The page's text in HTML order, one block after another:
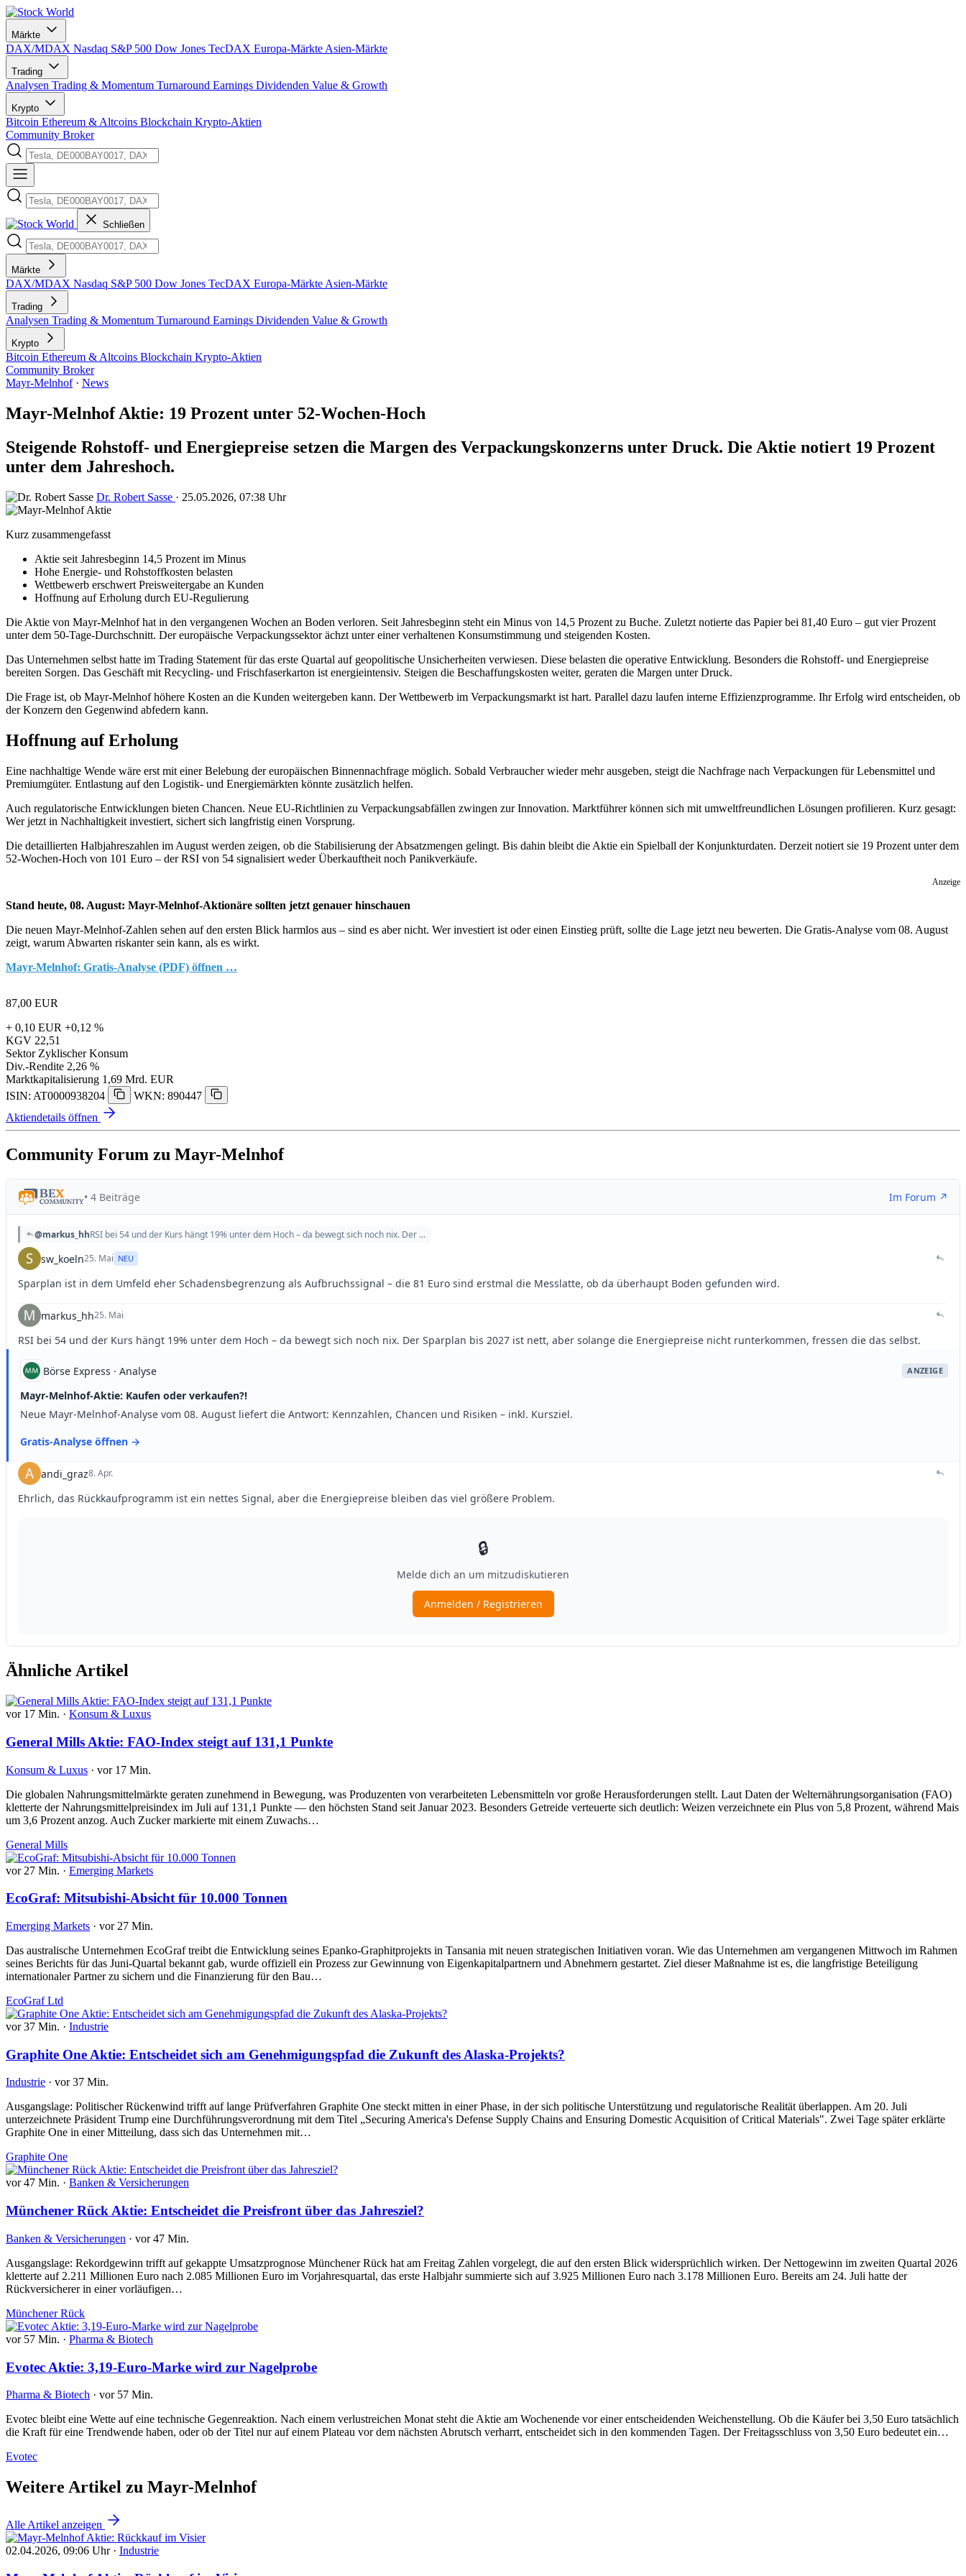
Märkte
DAX/MDAX Nasdaq S&P 500 Dow Jones TecDAX Europa-Märkte Asien-Märkte
Trading
Analysen Trading & Momentum Turnaround Earnings Dividenden Value & Growth
Krypto
Bitcoin Ethereum & Altcoins Blockchain Krypto-Aktien
Community Broker
Schließen
Märkte
DAX/MDAX Nasdaq S&P 500 Dow Jones TecDAX Europa-Märkte Asien-Märkte
Trading
Analysen Trading & Momentum Turnaround Earnings Dividenden Value & Growth
Krypto
Bitcoin Ethereum & Altcoins Blockchain Krypto-Aktien
Community Broker
Mayr-Melnhof · News
Mayr-Melnhof Aktie: 19 Prozent unter 52-Wochen-Hoch
Steigende Rohstoff- und Energiepreise setzen die Margen des Verpackungskonzerns unter Druck. Die Aktie notiert 19 Prozent
unter dem Jahreshoch.
Dr. Robert Sasse · 25.05.2026, 07:38 Uhr
Kurz zusammengefasst
Aktie seit Jahresbeginn 14,5 Prozent im Minus
Hohe Energie- und Rohstoffkosten belasten
Wettbewerb erschwert Preisweitergabe an Kunden
Hoffnung auf Erholung durch EU-Regulierung
Die Aktie von Mayr-Melnhof hat in den vergangenen Wochen an Boden verloren. Seit Jahresbeginn steht ein Minus von 14,5 Prozent zu Buche. Zuletzt notierte das Papier bei 81,40 Euro – gut vier Prozent
unter dem 50-Tage-Durchschnitt. Der europäische Verpackungssektor ächzt unter einer verhaltenen Konsumstimmung und steigenden Kosten.
Das Unternehmen selbst hatte im Trading Statement für das erste Quartal auf geopolitische Unsicherheiten verwiesen. Diese belasten die operative Entwicklung. Besonders die Rohstoff- und Energiepreise
bereiten Sorgen. Das Geschäft mit Recycling- und Frischfaserkarton ist energieintensiv. Steigen die Beschaffungskosten weiter, geraten die Margen unter Druck.
Die Frage ist, ob Mayr-Melnhof höhere Kosten an die Kunden weitergeben kann. Der Wettbewerb im Verpackungsmarkt ist hart. Parallel dazu laufen interne Effizienzprogramme. Ihr Erfolg wird entscheiden, ob
der Konzern den Gegenwind abfedern kann.
Hoffnung auf Erholung
Eine nachhaltige Wende wäre erst mit einer Belebung der europäischen Binnennachfrage möglich. Sobald Verbraucher wieder mehr ausgeben, steigt die Nachfrage nach Verpackungen für Lebensmittel und
Premiumgüter. Entlastung auf den Logistik- und Energiemärkten könnte zusätzlich helfen.
Auch regulatorische Entwicklungen bieten Chancen. Neue EU-Richtlinien zu Verpackungsabfällen zwingen zur Innovation. Marktführer können sich mit umweltfreundlichen Lösungen profilieren. Kurz gesagt:
Wer jetzt in Nachhaltigkeit investiert, sichert sich langfristig einen Vorsprung.
Die detaillierten Halbjahreszahlen im August werden zeigen, ob die Stabilisierung der Absatzmengen gelingt. Bis dahin bleibt die Aktie ein Spielball der Konjunkturdaten. Derzeit notiert sie 19 Prozent unter dem
52-Wochen-Hoch von 101 Euro – der RSI von 54 signalisiert weder Überkauftheit noch Panikverkäufe.
Anzeige
Stand heute, 08. August: Mayr-Melnhof-Aktionäre sollten jetzt genauer hinschauen
Die neuen Mayr-Melnhof-Zahlen sehen auf den ersten Blick harmlos aus – sind es aber nicht. Wer investiert ist oder einen Einstieg prüft, sollte die Lage jetzt neu bewerten. Die Gratis-Analyse vom 08. August
zeigt, warum Abwarten riskanter sein kann, als es wirkt.
Mayr-Melnhof: Gratis-Analyse (PDF) öffnen …
87,00 EUR
+ 0,10 EUR +0,12 %
KGV 22,51
Sektor Zyklischer Konsum
Div.-Rendite 2,26 %
Marktkapitalisierung 1,69 Mrd. EUR
ISIN: AT0000938204
WKN: 890447
Aktiendetails öffnen
Community Forum zu Mayr-Melnhof
Ähnliche Artikel
vor 17 Min. · Konsum & Luxus
General Mills Aktie: FAO-Index steigt auf 131,1 Punkte
Konsum & Luxus · vor 17 Min.
Die globalen Nahrungsmittelmärkte geraten zunehmend in Bewegung, was Produzenten von verarbeiteten Lebensmitteln vor große Herausforderungen stellt. Laut Daten der Welternährungsorganisation (FAO)
kletterte der Nahrungsmittelpreisindex im Juli auf 131,1 Punkte — den höchsten Stand seit Januar 2023. Besonders Getreide verteuerte sich deutlich: Weizen verzeichnete ein Plus von 5,8 Prozent, während Mais
um 3,6 Prozent anzog. Auch Zucker markierte mit einem Zuwachs…
General Mills
vor 27 Min. · Emerging Markets
EcoGraf: Mitsubishi-Absicht für 10.000 Tonnen
Emerging Markets · vor 27 Min.
Das australische Unternehmen EcoGraf treibt die Entwicklung seines Epanko-Graphitprojekts in Tansania mit neuen strategischen Initiativen voran. Wie das Unternehmen am vergangenen Mittwoch im Rahmen
seines Berichts für das Juni-Quartal bekannt gab, wurde offiziell ein Prozess zur Gewinnung von Eigenkapitalpartnern und Abnehmern gestartet. Ziel dieser Maßnahme ist es, die langfristige Beteiligung
internationaler Partner zu sichern und die Finanzierung für den Bau…
EcoGraf Ltd
vor 37 Min. · Industrie
Graphite One Aktie: Entscheidet sich am Genehmigungspfad die Zukunft des Alaska-Projekts?
Industrie · vor 37 Min.
Ausgangslage: Politischer Rückenwind trifft auf lange Prüfverfahren Graphite One steckt mitten in einer Phase, in der sich politische Unterstützung und regulatorische Realität überlappen. Am 20. Juli
unterzeichnete Präsident Trump eine Durchführungsverordnung mit dem Titel „Securing America's Defense Supply Chains and Ensuring Domestic Acquisition of Critical Materials". Zwei Tage später erklärte
Graphite One in einer Mitteilung, dass sich das Unternehmen mit…
Graphite One
vor 47 Min. · Banken & Versicherungen
Münchener Rück Aktie: Entscheidet die Preisfront über das Jahresziel?
Banken & Versicherungen · vor 47 Min.
Ausgangslage: Rekordgewinn trifft auf gekappte Umsatzprognose Münchener Rück hat am Freitag Zahlen vorgelegt, die auf den ersten Blick widersprüchlich wirken. Der Nettogewinn im zweiten Quartal 2026
kletterte auf 2.211 Millionen Euro nach 2.085 Millionen Euro im Vorjahresquartal, das erste Halbjahr summierte sich auf 3.925 Millionen Euro nach 3.178 Millionen Euro. Bereits am 24. Juli hatte der
Rückversicherer in einer vorläufigen…
Münchener Rück
vor 57 Min. · Pharma & Biotech
Evotec Aktie: 3,19-Euro-Marke wird zur Nagelprobe
Pharma & Biotech · vor 57 Min.
Evotec bleibt eine Wette auf eine technische Gegenreaktion. Nach einem verlustreichen Monat steht die Aktie am Wochenende vor einer entscheidenden Weichenstellung. Ob die Käufer bei 3,50 Euro tatsächlich
die Kraft für eine Trendwende haben, oder ob der Titel nur auf einem Plateau vor dem nächsten Abrutsch verharrt, entscheidet sich in den kommenden Tagen. Der Freitagsschluss von 3,50 Euro bedeutet ein…
Evotec
Weitere Artikel zu Mayr-Melnhof
Alle Artikel anzeigen
02.04.2026, 09:06 Uhr · Industrie